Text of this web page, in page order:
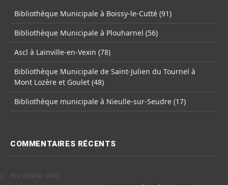
Bibliothèque Municipale à Boissy-le-Cutté (91)
Bibliothèque Municipale à Plouharnel (56)
Ascl à Lainville-en-Vexin (78)
Bibliothèque Municipale de Saint-Julien du Tournel à
Mont Lozère et Goulet (48)
Bibliothèque municipale à Nieulle-sur-Seudre (17)
COMMENTAIRES RÉCENTS
EVA SCHERF dans